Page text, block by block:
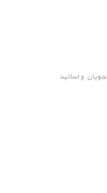
و اساتید